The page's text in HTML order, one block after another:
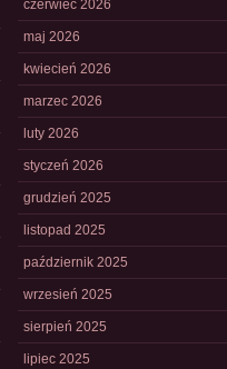
czerwiec 2026
maj 2026
kwiecień 2026
marzec 2026
luty 2026
styczeń 2026
grudzień 2025
listopad 2025
październik 2025
wrzesień 2025
sierpień 2025
lipiec 2025